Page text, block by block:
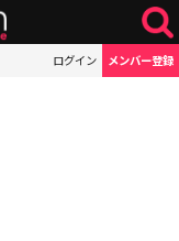
ログイン メンバー登録